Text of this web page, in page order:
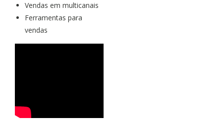
Vendas em multicanais
Ferramentas para
vendas